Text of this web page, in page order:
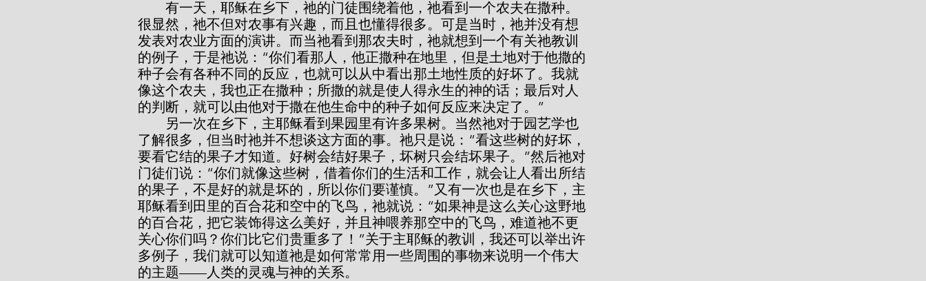
很显然，祂不但对农事有兴趣，而且也懂得很多。可是当时，祂并没有想
发表对农业方面的演讲。而当祂看到那农夫时，祂就想到一个有关祂教训
的例子，于是祂说：“你们看那人，他正撒种在地里，但是土地对于他撒的
种子会有各种不同的反应，也就可以从中看出那土地性质的好坏了。我就
像这个农夫，我也正在撒种；所撒的就是使人得永生的神的话；最后对人
的判断，就可以由他对于撒在他生命中的种子如何反应来决定了。”
了解很多，但当时祂并不想谈这方面的事。祂只是说：“看这些树的好坏，
要看它结的果子才知道。好树会结好果子，坏树只会结坏果子。”然后祂对
门徒们说：“你们就像这些树，借着你们的生活和工作，就会让人看出所结
的果子，不是好的就是坏的，所以你们要谨慎。”又有一次也是在乡下，主
耶稣看到田里的百合花和空中的飞鸟，祂就说：“如果神是这么关心这野地
的百合花，把它装饰得这么美好，并且神喂养那空中的飞鸟，难道祂不更
关心你们吗？你们比它们贵重多了！”关于主耶稣的教训，我还可以举出许
多例子，我们就可以知道祂是如何常常用一些周围的事物来说明一个伟大
的主题——人类的灵魂与神的关系。